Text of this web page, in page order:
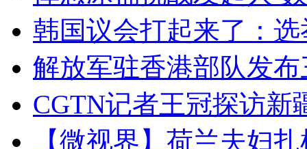
韩国议会打起来了：
解放军驻香港部队发
CGTN记者王冠探访新
【微视界】荷兰夫妇